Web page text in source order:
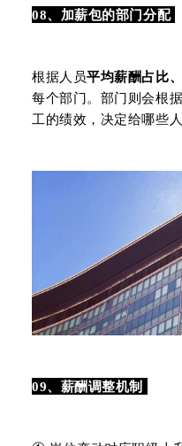
08、加薪包的部门分配
根据人员平均薪酬占比
每个部门。部门则会根
工的绩效，决定给哪些
09、薪酬调整机制